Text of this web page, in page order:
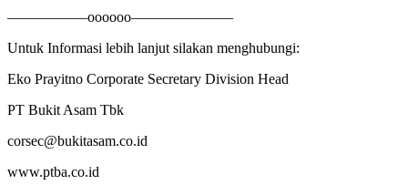
—————–oooooo———————
Untuk Informasi lebih lanjut silakan menghubungi:
Eko Prayitno Corporate Secretary Division Head
PT Bukit Asam Tbk
corsec@bukitasam.co.id
www.ptba.co.id